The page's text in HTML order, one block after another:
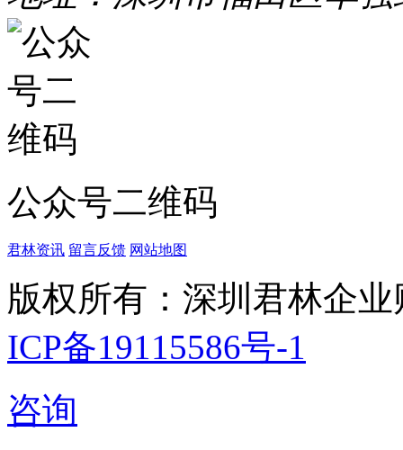
公众号二维码
君林资讯 留言反馈 网站地图
版权所有：深圳君林企
ICP备19115586号-1
咨询